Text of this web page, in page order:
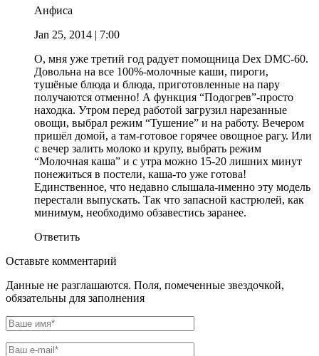
Анфиса
Jan 25, 2014 | 7:00
О, мня уже третий год радует помощница Dex DMC-60.
Довольна на все 100%-молочные каши, пироги,
тушёные блюда и блюда, приготовленные на пару
получаются отменно! А функция “Подогрев”-просто
находка. Утром перед работой загрузил нарезанные
овощи, выбрал режим “Тушение” и на работу. Вечером
пришёл домой, а там-готовое горячее овощное рагу. Или
с вечер залить молоко и крупу, выбрать режим
“Молочная каша” и с утра можно 15-20 лишних минут
понежиться в постели, каша-то уже готова!
Единственное, что недавно слышала-именно эту модель
перестали выпускать. Так что запасной кастрюлей, как
минимум, необходимо обзавестись заранее.
Ответить
Оставьте комментарий
Данные не разглашаются. Поля, помеченные звездочкой,
обязательны для заполнения